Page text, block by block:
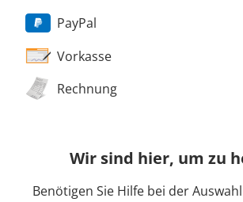
PayPal
Vorkasse
Rechnung
Wir sind hier, um zu
Benötigen Sie Hilfe bei der